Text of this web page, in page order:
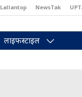
Lallantop NewsTak
लाइफस्टाइल